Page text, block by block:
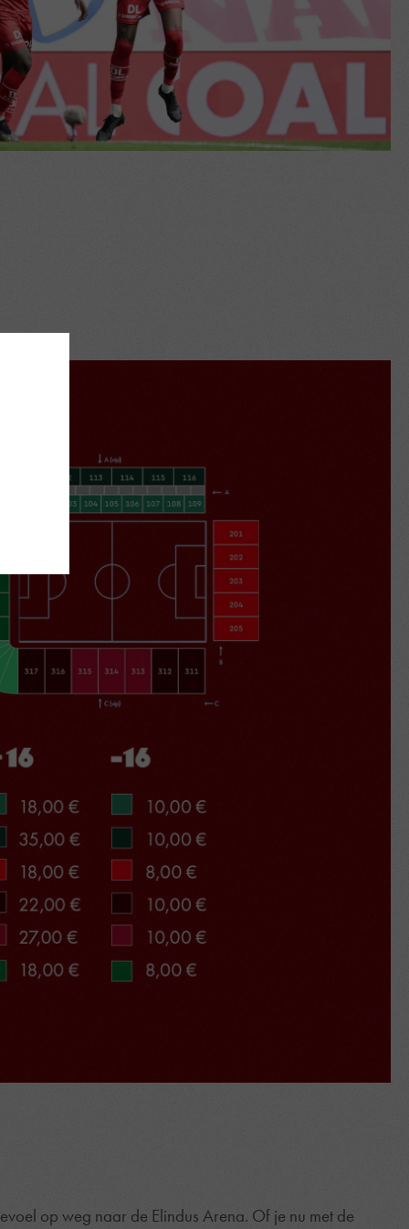
op weg naar de Elindus Arena. Of je nu met de